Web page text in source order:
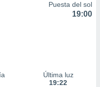
Puesta del sol
19:00
Última luz
19:22